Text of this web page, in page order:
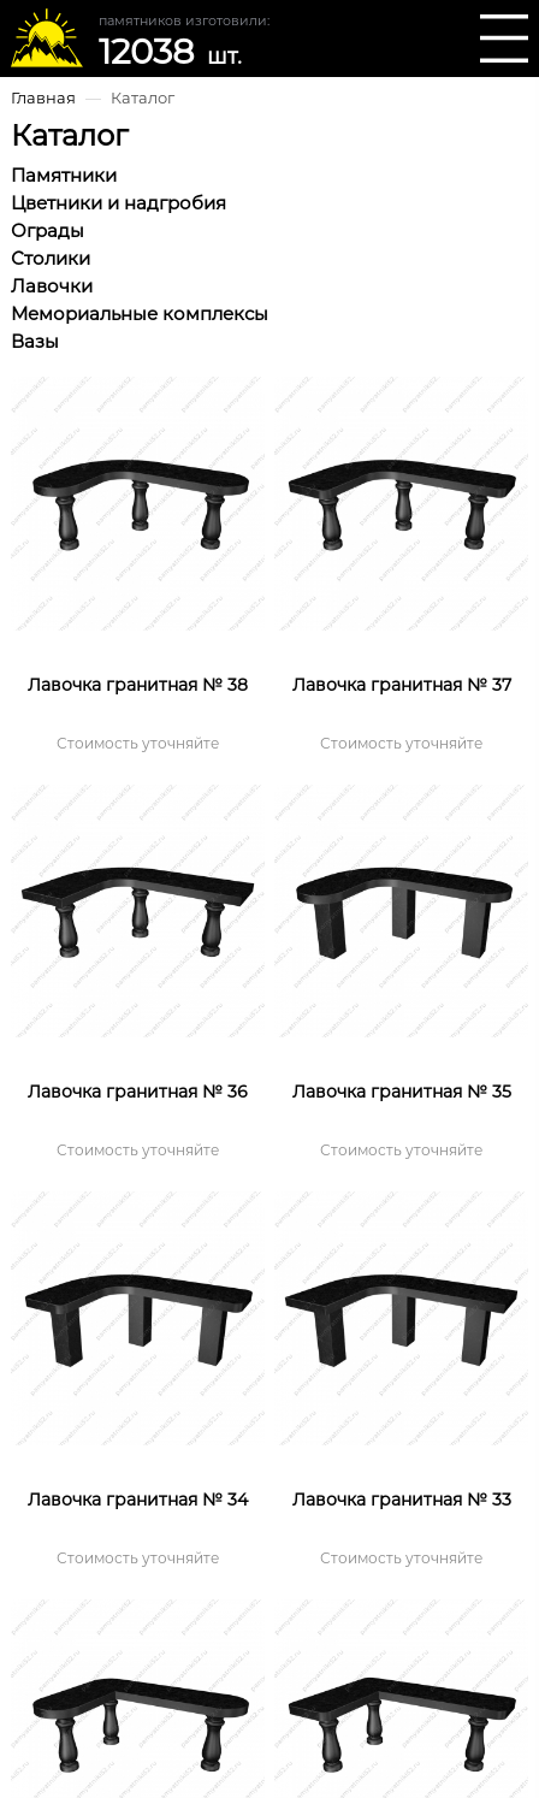
памятников изготовили:
12038 шт.
Главная — Каталог
Каталог
Памятники
Цветники и надгробия
Ограды
Столики
Лавочки
Мемориальные комплексы
Вазы
Лавочка гранитная № 38
Стоимость уточняйте
Лавочка гранитная № 37
Стоимость уточняйте
Лавочка гранитная № 36
Стоимость уточняйте
Лавочка гранитная № 35
Стоимость уточняйте
Лавочка гранитная № 34
Стоимость уточняйте
Лавочка гранитная № 33
Стоимость уточняйте